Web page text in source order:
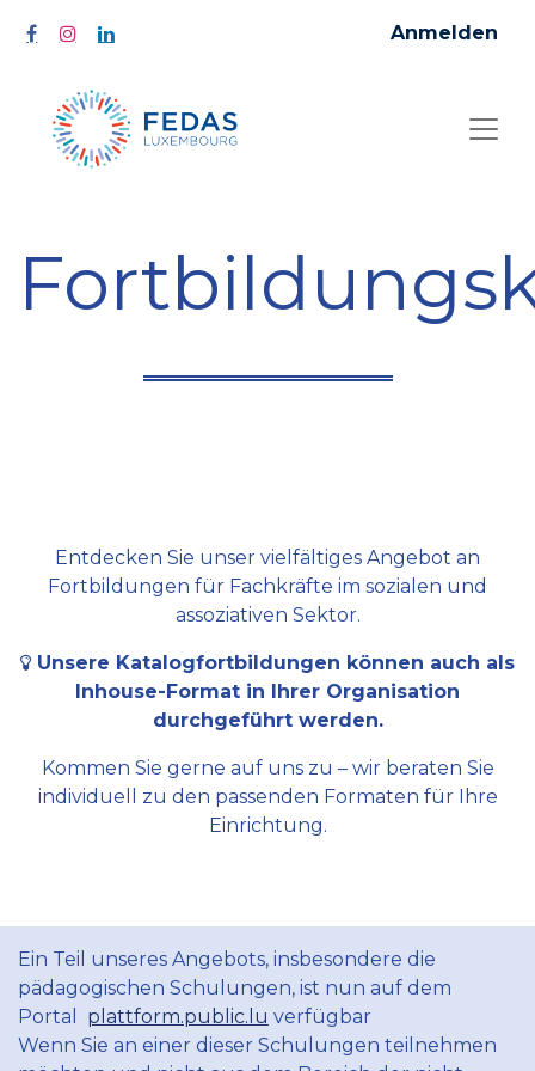
Anmelden
Entdecken Sie unser vielfältiges Angebot an
Fortbildungen für Fachkräfte im sozialen und
assoziativen Sektor.
Unsere Katalogfortbildungen können auch als
Inhouse-Format in Ihrer Organisation
durchgeführt werden.
Kommen Sie gerne auf uns zu – wir beraten Sie
individuell zu den passenden Formaten für Ihre
Einrichtung.
Ein Teil unseres Angebots, insbesondere die
pädagogischen Schulungen, ist nun auf dem
Portal plattform.public.lu verfügbar
Wenn Sie an einer dieser Schulungen teilnehmen